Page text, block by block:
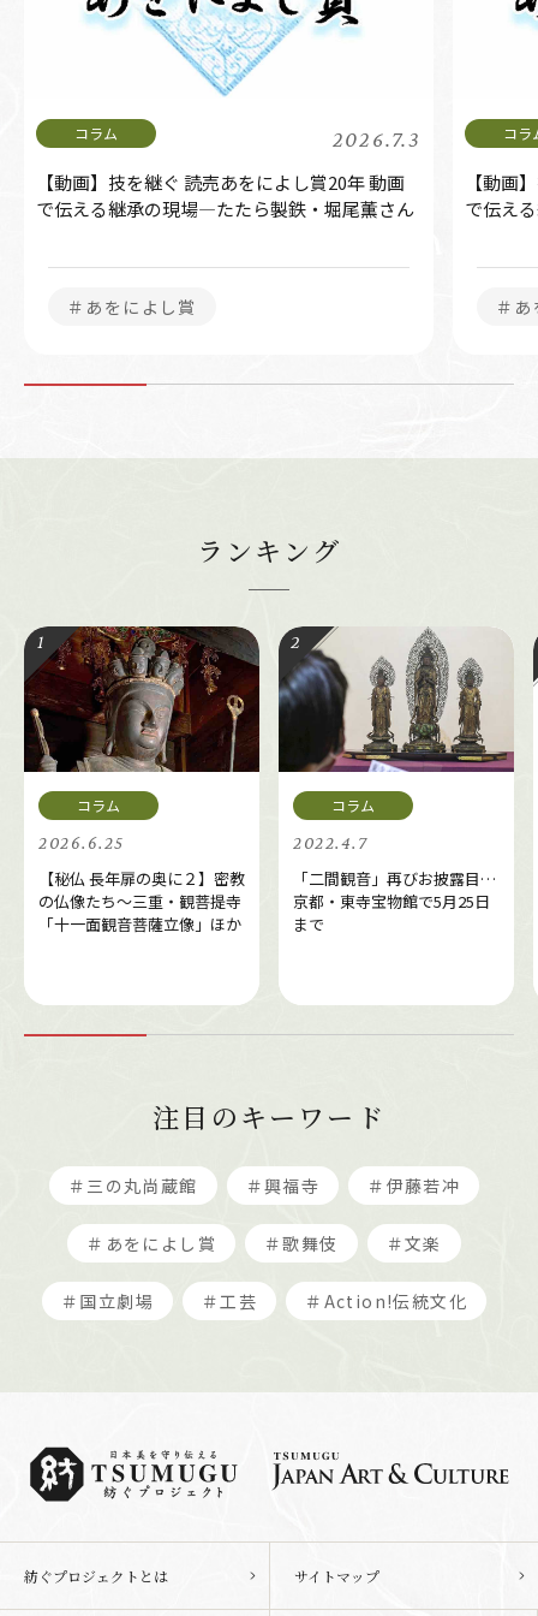
2026.7.3
【動画】技を継ぐ 読売あをによし賞20年 動画
で伝える継承の現場―たたら製鉄・堀尾薫さん
＃あをによし賞
【動画
で伝え
＃
ランキング
2026.6.25
【秘仏 長年扉の奥に２】密教
の仏像たち～三重・観菩提寺
「十一面観音菩薩立像」ほか
2022.4.7
「二間観音」再びお披露目…
京都・東寺宝物館で5月25日
まで
注目のキーワード
＃三の丸尚蔵館 ＃興福寺 ＃伊藤若冲
＃あをによし賞 ＃歌舞伎 ＃文楽
＃国立劇場 ＃工芸 ＃Action!伝統文化
紡ぐプロジェクトとは サイトマップ